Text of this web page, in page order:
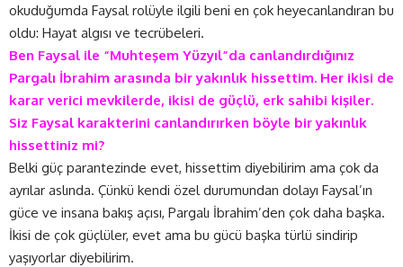
okuduğumda Faysal rolüyle ilgili beni en çok heyecanlandıran bu
oldu: Hayat algısı ve tecrübeleri.
Ben Faysal ile “Muhteşem Yüzyıl”da canlandırdığınız
Pargalı İbrahim arasında bir yakınlık hissettim. Her ikisi de
karar verici mevkilerde, ikisi de güçlü, erk sahibi kişiler.
Siz Faysal karakterini canlandırırken böyle bir yakınlık
hissettiniz mi?
Belki güç parantezinde evet, hissettim diyebilirim ama çok da
ayrılar aslında. Çünkü kendi özel durumundan dolayı Faysal’ın
güce ve insana bakış açısı, Pargalı İbrahim’den çok daha başka.
İkisi de çok güçlüler, evet ama bu gücü başka türlü sindirip
yaşıyorlar diyebilirim.